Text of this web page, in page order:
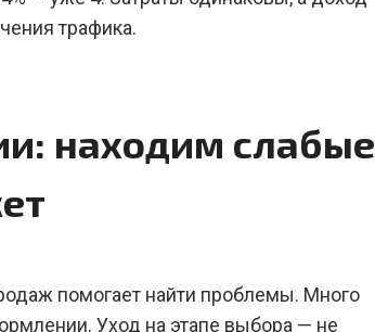
трафика.
находим слабые
помогает найти проблемы. Много
Уход на этапе выбора — не